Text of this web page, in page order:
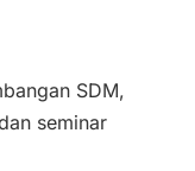
SDM,
seminar